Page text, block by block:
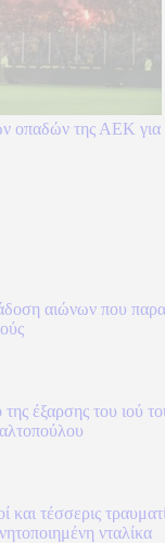
οπαδών της ΑΕΚ για
αιώνων που
έξαρσης του ιού
και τέσσερις
νταλίκα